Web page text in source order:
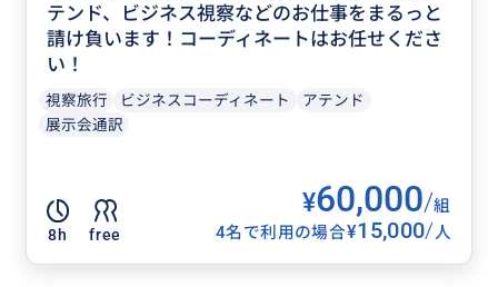
テンド、ビジネス視察などのお仕事をまるっと
請け負います！コーディネートはお任せくださ
い！
視察旅行 ビジネスコーディネート
アテンド
展示会通訳
8h free
¥60,000/組
4名で利用の場合¥15,000/人